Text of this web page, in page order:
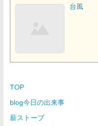
台風
TOP
blog今日の出来事
薪ストーブ